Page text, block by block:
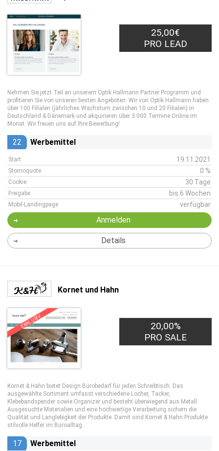
25,00€
PRO LEAD
Nehmen Sie jetzt Teil an unserem Optik Hallmann Partner Programm und
profitieren Sie von unseren besten Angeboten. Wir von Optik Hallmann haben
über 100 Filialen (jährliches Wachstum zwischen 10 und 20 Filialen) in
Deutschland & Dänemark und akquirieren über 3.000 Termine Online im
Monat. Wir freuen uns auf Ihre Bewerbung!
22 Werbemittel
Start 19.11.2021
Stornoquote 0 %
Cookie 30 Tage
Freigabe bis 6 Wochen
Mobil-Landingpage verfügbar
Anmelden
Details
Kornet und Hahn
EXKLUSIV
20,00%
PRO SALE
Kornet & Hahn bietet Design Bürobedarf für jeden Schreibtisch. Das
ausgewählte Sortiment umfasst verschiedene Locher, Tacker,
Klebebandspender sowie Organizer und besteht überwiegend aus Metall.
Ausgesuchte Materialien und eine hochwertige Verarbeitung sichern die
Qualität und Langlebigkeit der Produkte. Damit sind Kornet & Hahn Produkte
stilvolle Helfer im Büroalltag.
17 Werbemittel